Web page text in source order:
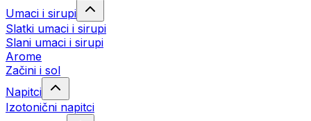
Umaci i sirupi
Slatki umaci i sirupi
Slani umaci i sirupi
Arome
Začini i sol
Napitci
Izotonični napitci